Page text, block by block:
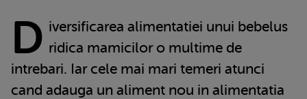
D iversificarea alimentatiei unui bebelus
ridica mamicilor o multime de
intrebari. Iar cele mai mari temeri atunci
cand adauga un aliment nou in alimentatia